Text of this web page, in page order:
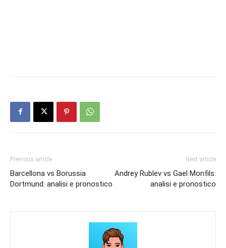
Previous article
Barcellona vs Borussia
Dortmund: analisi e pronostico
Next article
Andrey Rublev vs Gael Monfils:
analisi e pronostico